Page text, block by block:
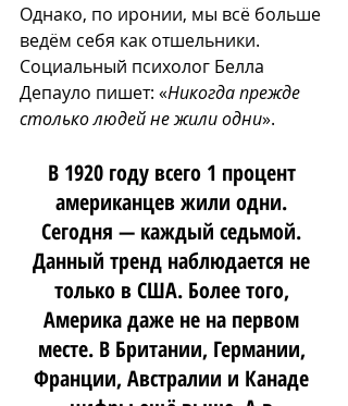
Однако, по иронии, мы всё больше
ведём себя как отшельники.
Социальный психолог Белла
Депауло пишет: «Никогда прежде
столько людей не жили одни».
В 1920 году всего 1 процент
американцев жили одни.
Сегодня — каждый седьмой.
Данный тренд наблюдается не
только в США. Более того,
Америка даже не на первом
месте. В Британии, Германии,
Франции, Австралии и Канаде